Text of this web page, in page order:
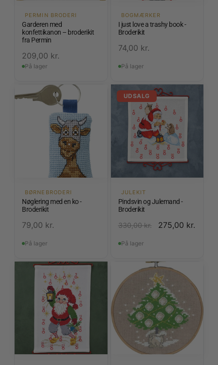
PERMIN BRODERI
Garderen med
konfettikanon – broderikit
fra Permin
209,00 kr.
På lager
BOGMÆRKER
I just love a trashy book -
Broderikit
74,00 kr.
På lager
BØRNEBRODERI
Nøglering med en ko -
Broderikit
79,00 kr.
På lager
UDSALG
JULEKIT
Pindsvin og Julemand -
Broderikit
330,00kr. 275,00 kr.
På lager